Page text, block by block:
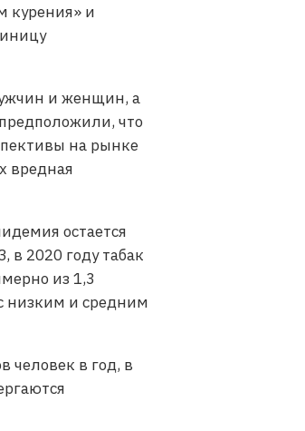
курения» и
и женщин, а
что
на рынке
вредная
остается
в 2020 году табак
из 1,3
низким и средним
человек в год, в